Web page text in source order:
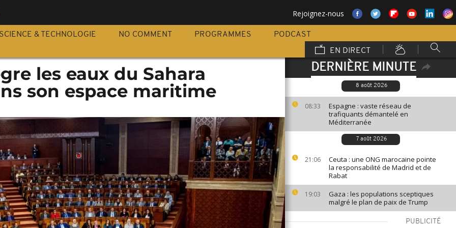
Rejoignez-nous
SCIENCE & TECHNOLOGIE NO COMMENT PROGRAMMES
PODCAST
EN DIRECT
DERNIÈRE MINUTE
8 août 2026
08:33
Espagne : vaste réseau de
trafiquants démantelé en
Méditerranée
7 août 2026
21:06
Ceuta : une ONG marocaine pointe
la responsabilité de Madrid et de
Rabat
19:03
Gaza : les populations sceptiques
malgré le plan de paix de Trump
PUBLICITÉ
les eaux du Sahara
son espace maritime